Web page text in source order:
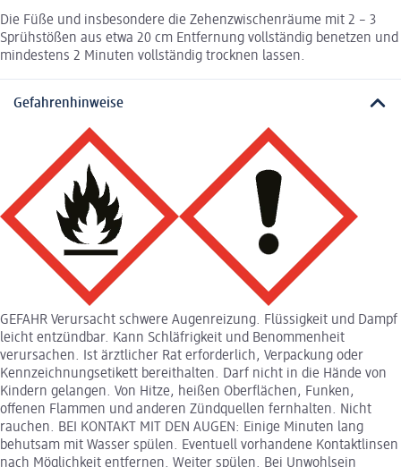
Die Füße und insbesondere die Zehenzwischenräume mit 2 – 3
Sprühstößen aus etwa 20 cm Entfernung vollständig benetzen und
mindestens 2 Minuten vollständig trocknen lassen.
Gefahrenhinweise
GEFAHR Verursacht schwere Augenreizung. Flüssigkeit und Dampf
leicht entzündbar. Kann Schläfrigkeit und Benommenheit
verursachen. Ist ärztlicher Rat erforderlich, Verpackung oder
Kennzeichnungsetikett bereithalten. Darf nicht in die Hände von
Kindern gelangen. Von Hitze, heißen Oberflächen, Funken,
offenen Flammen und anderen Zündquellen fernhalten. Nicht
rauchen. BEI KONTAKT MIT DEN AUGEN: Einige Minuten lang
behutsam mit Wasser spülen. Eventuell vorhandene Kontaktlinsen
nach Möglichkeit entfernen. Weiter spülen. Bei Unwohlsein